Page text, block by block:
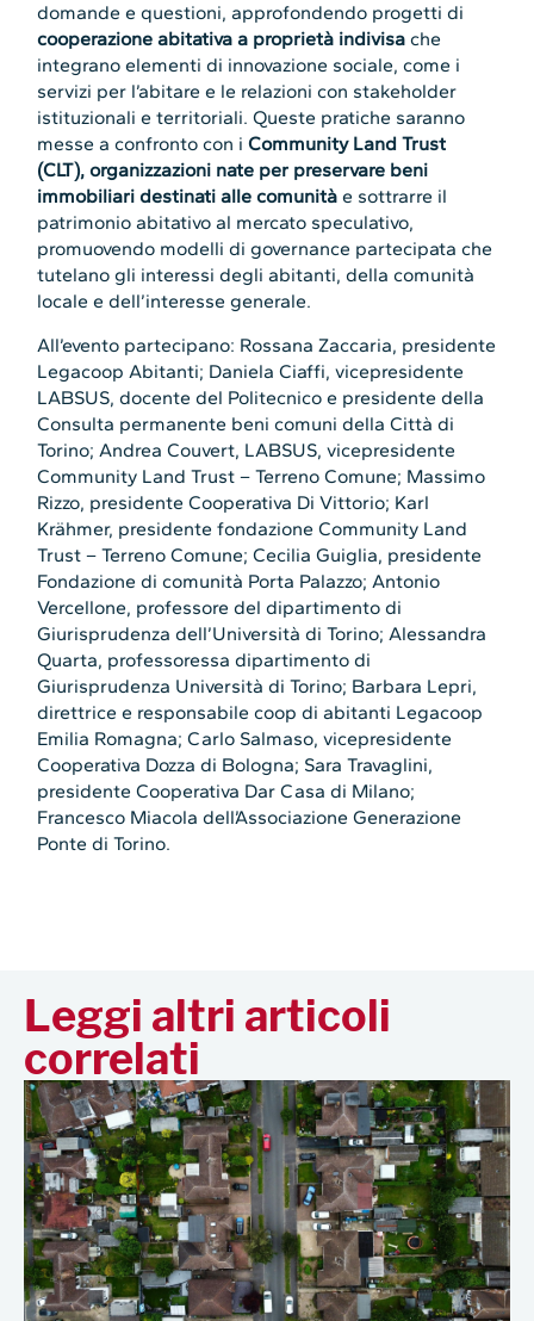
domande e questioni, approfondendo progetti di
cooperazione abitativa a proprietà indivisa che
integrano elementi di innovazione sociale, come i
servizi per l’abitare e le relazioni con stakeholder
istituzionali e territoriali. Queste pratiche saranno
messe a confronto con iCommunity Land Trust
(CLT), organizzazioni nate per preservare beni
immobiliari destinati alle comunità e sottrarre il
patrimonio abitativo al mercato speculativo,
promuovendo modelli di governance partecipata che
tutelano gli interessi degli abitanti, della comunità
locale e dell’interesse generale.
All’evento partecipano: Rossana Zaccaria, presidente
Legacoop Abitanti; Daniela Ciaffi, vicepresidente
LABSUS, docente del Politecnico e presidente della
Consulta permanente beni comuni della Città di
Torino; Andrea Couvert, LABSUS, vicepresidente
Community Land Trust – Terreno Comune; Massimo
Rizzo, presidente Cooperativa Di Vittorio; Karl
Krähmer, presidente fondazione Community Land
Trust – Terreno Comune; Cecilia Guiglia, presidente
Fondazione di comunità Porta Palazzo; Antonio
Vercellone, professore del dipartimento di
Giurisprudenza dell’Università di Torino; Alessandra
Quarta, professoressa dipartimento di
Giurisprudenza Università di Torino; Barbara Lepri,
direttrice e responsabile coop di abitanti Legacoop
Emilia Romagna; Carlo Salmaso, vicepresidente
Cooperativa Dozza di Bologna; Sara Travaglini,
presidente Cooperativa Dar Casa di Milano;
Francesco Miacola dell’Associazione Generazione
Ponte di Torino.
Leggi altri articoli
correlati